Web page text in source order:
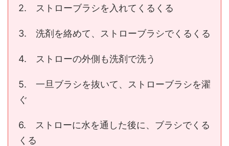
2. ストローブラシを入れてくるくる
3. 洗剤を絡めて、ストローブラシでくるくる
4. ストローの外側も洗剤で洗う
5. 一旦ブラシを抜いて、ストローブラシを濯
ぐ
6. ストローに水を通した後に、ブラシでくる
くる